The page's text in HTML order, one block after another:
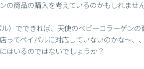
の商品の購入を考えているのかもしれません
）でできれば、天使のベビーコラーゲンの
ってペイパルに対応していないのかな～、
はいるのではないでしょうか？